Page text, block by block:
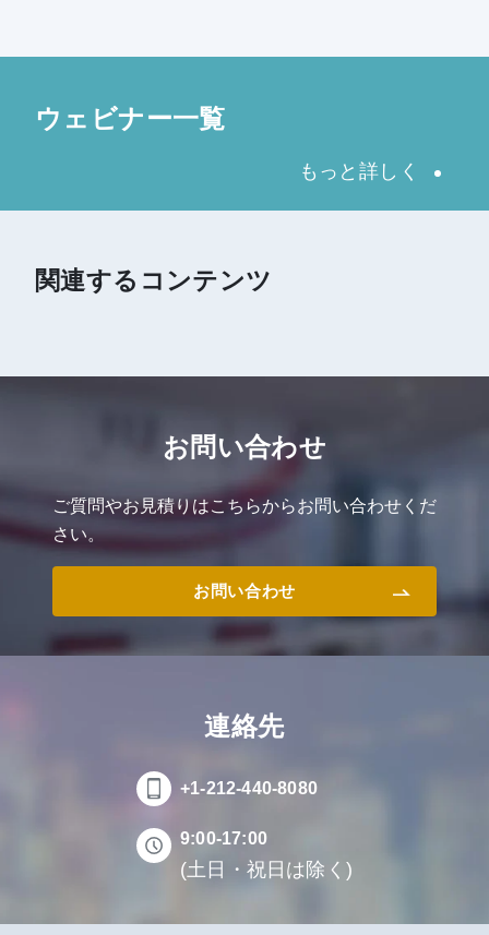
ウェビナー一覧
もっと詳しく
関連するコンテンツ
お問い合わせ
ご質問やお見積りはこちらからお問い合わせくだ
さい。
お問い合わせ
連絡先
+1-212-440-8080
9:00-17:00
(土日・祝日は除く)